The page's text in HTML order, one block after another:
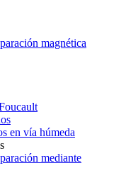
magnética
en vía húmeda
mediante